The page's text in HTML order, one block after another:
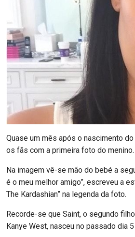
Quase um mês após o nascimento
os fãs com a primeira foto do
Na imagem vê-se mão do bebé a
é o meu melhor amigo”, escreveu a
The Kardashian” na legenda da foto.
Recorde-se que Saint, o segundo
Kanye West, nasceu no passado dia